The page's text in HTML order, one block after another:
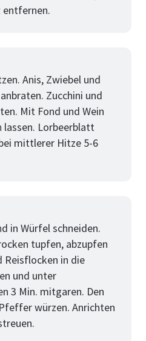
entfernen.
Anis, Zwiebel und
Zucchini und
Mit Fond und Wein
lassen. Lorbeerblatt
mittlerer Hitze 5-6
in Würfel schneiden.
tupfen, abzupfen
Reisflocken in die
und unter
3 Min. mitgaren. Den
würzen. Anrichten